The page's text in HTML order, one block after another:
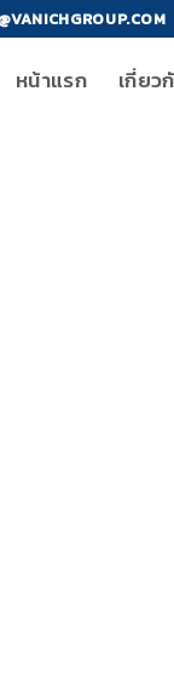
หน้าแรก เกี่ยว